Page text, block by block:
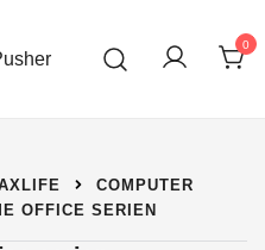
0
COMPUTER
OFFICE SERIEN